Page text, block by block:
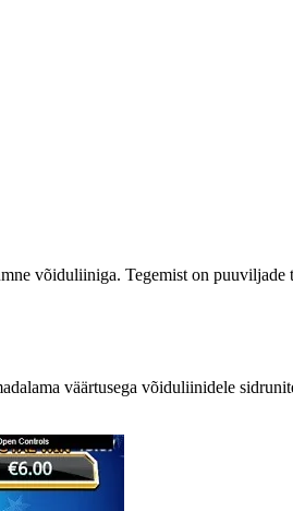
võiduliiniga. Tegemist on puuviljade
väärtusega võiduliinidele